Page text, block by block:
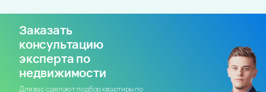
Заказать
консультацию
эксперта по
недвижимости
Для вас сделают подбор квартиры по